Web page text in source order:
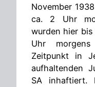
November
ca. 2 Uhr
wurden hier
Uhr
Zeitpunkt in
aufhaltenden
SA inhaftiert.